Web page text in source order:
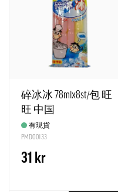
碎冰冰 78mlx8st/包 旺
旺 中国
有現貨
PMDO0133
31 kr